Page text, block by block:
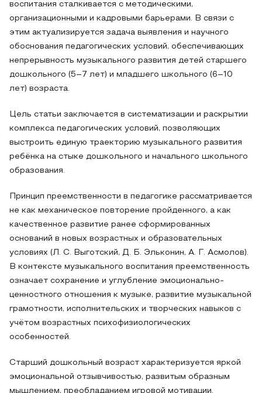
воспитания сталкивается с методическими,
организационными и кадровыми барьерами. В связи с
этим актуализируется задача выявления и научного
обоснования педагогических условий, обеспечивающих
непрерывность музыкального развития детей старшего
дошкольного (5–7 лет) и младшего школьного (6–10
лет) возраста.
Цель статьи заключается в систематизации и раскрытии
комплекса педагогических условий, позволяющих
выстроить единую траекторию музыкального развития
ребёнка на стыке дошкольного и начального школьного
образования.
Принцип преемственности в педагогике рассматривается
не как механическое повторение пройденного, а как
качественное развитие ранее сформированных
оснований в новых возрастных и образовательных
условиях (Л. С. Выготский, Д. Б. Эльконин, А. Г. Асмолов).
В контексте музыкального воспитания преемственность
означает сохранение и углубление эмоционально-
ценностного отношения к музыке, развитие музыкальной
грамотности, исполнительских и творческих навыков с
учётом возрастных психофизиологических
особенностей.
Старший дошкольный возраст характеризуется яркой
эмоциональной отзывчивостью, развитым образным
мышлением, преобладанием игровой мотивации.